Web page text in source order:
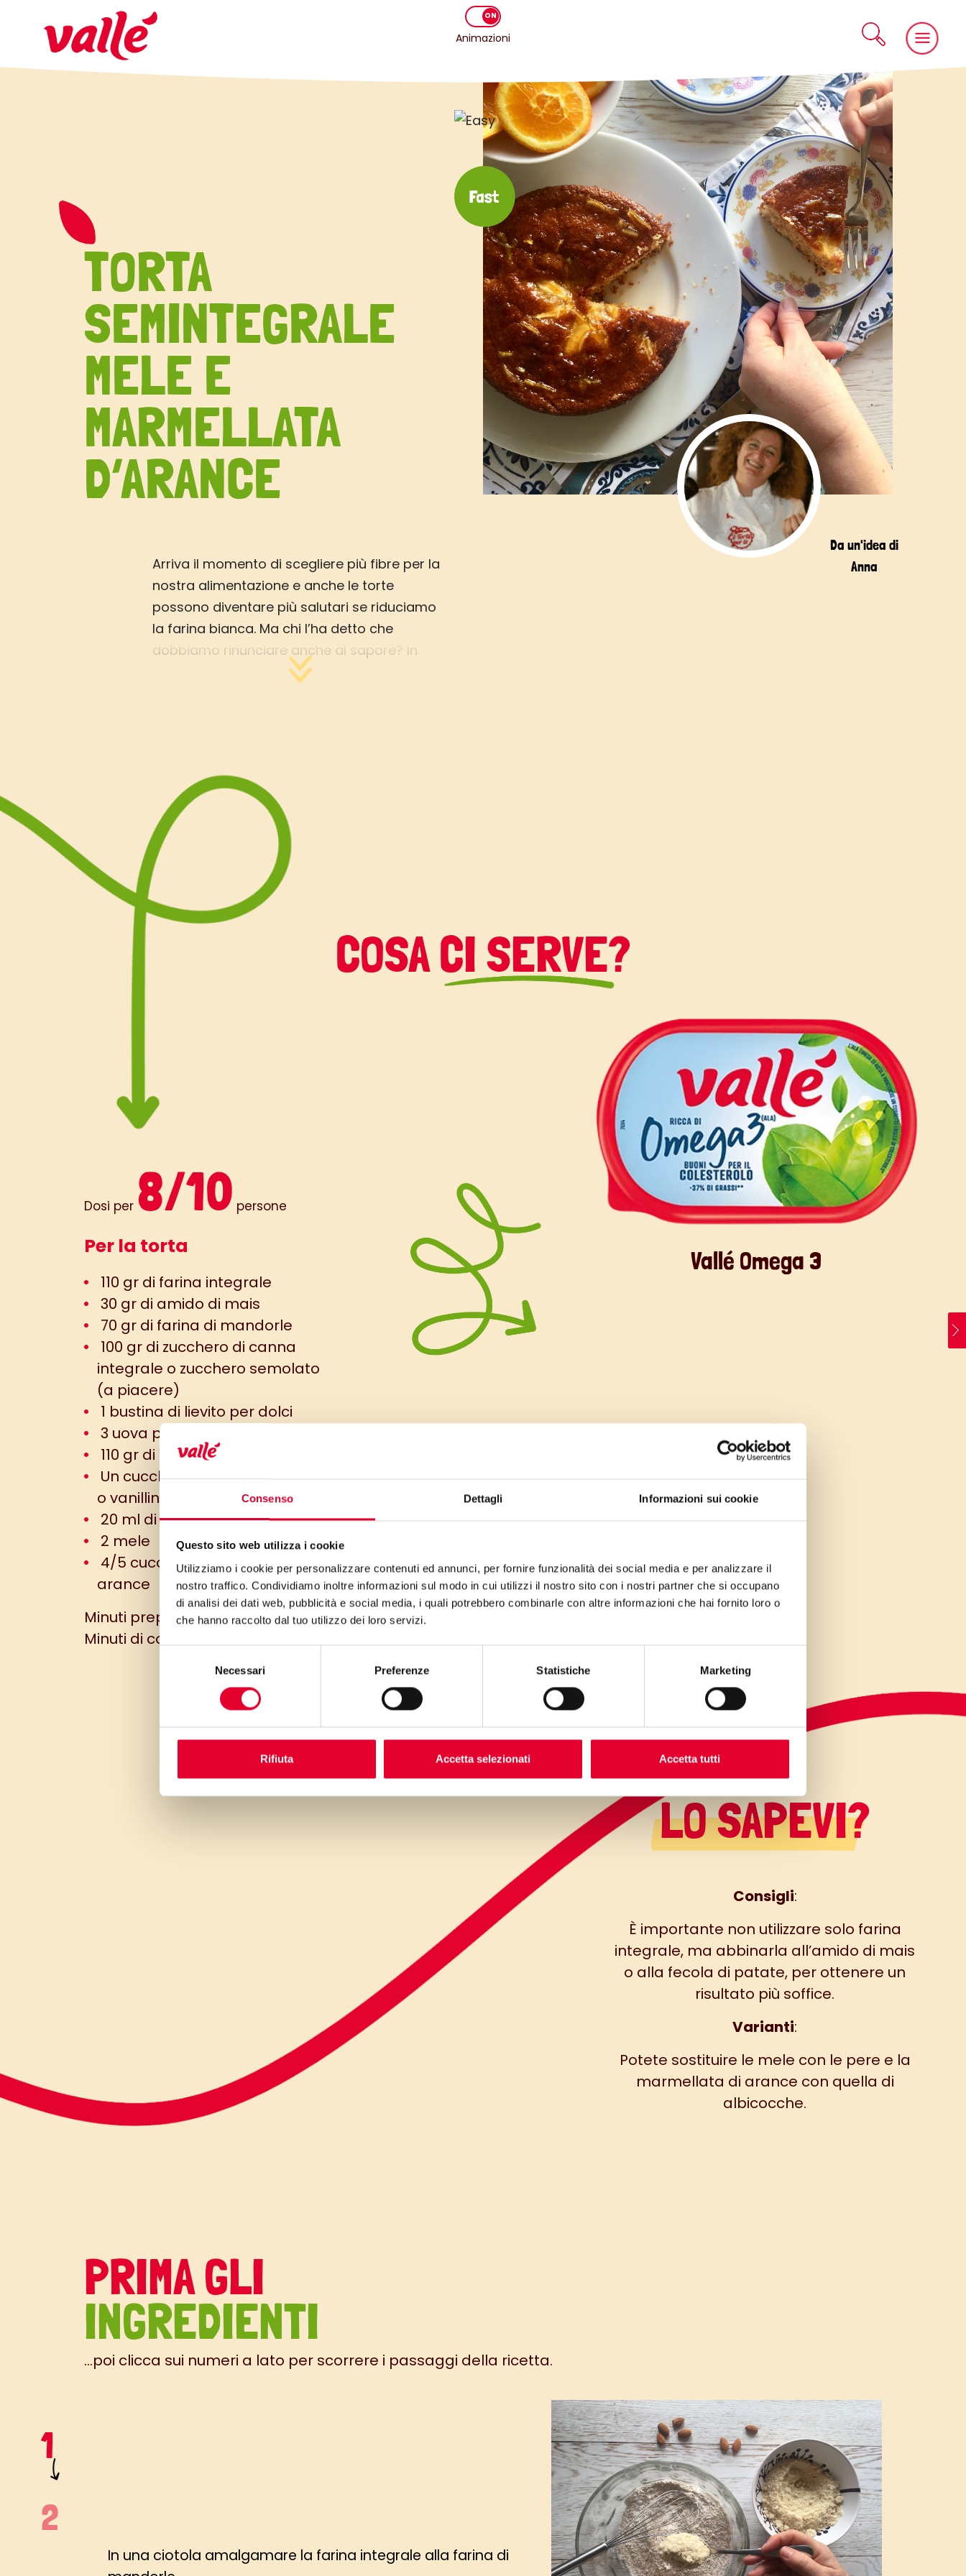
Consenso Dettagli Informazioni sui cookie
Questo sito web utilizza i cookie
Utilizziamo i cookie per personalizzare contenuti ed annunci, per fornire funzionalità dei social media e per analizzare il
nostro traffico. Condividiamo inoltre informazioni sul modo in cui utilizzi il nostro sito con i nostri partner che si occupano
di analisi dei dati web, pubblicità e social media, i quali potrebbero combinarle con altre informazioni che hai fornito loro o
che hanno raccolto dal tuo utilizzo dei loro servizi.
Necessari Preferenze Statistiche Marketing
Rifiuta Accetta selezionati Accetta tutti
Animazioni
TORTA
SEMINTEGRALE
MELE E
MARMELLATA
D’ARANCE
Arriva il momento di scegliere più fibre per la
nostra alimentazione e anche le torte
possono diventare più salutari se riduciamo
la farina bianca. Ma chi l’ha detto che
dobbiamo rinunciare anche al sapore? In
questa sofficissima torta abbiamo abbinato
Da un'idea di
Anna
COSA CI SERVE?
Dosi per 8/10 persone
Per la torta
110 gr di farina integrale
30 gr di amido di mais
70 gr di farina di mandorle
100 gr di zucchero di canna
integrale o zucchero semolato
(a piacere)
1 bustina di lievito per dolci
3 uova piccole
110 gr di Vallé Omega 3
Un cucchiaino di vaniglia liquida
o vanillina
20 ml di acqua o latte
2 mele
4/5 cucchiai di marmellata di
arance
Minuti preparazione: 20 min
Minuti di cottura: 45 min
Vallé Omega 3
LO SAPEVI?
Consigli:
È importante non utilizzare solo farina
integrale, ma abbinarla all’amido di mais
o alla fecola di patate, per ottenere un
risultato più soffice.
Varianti:
Potete sostituire le mele con le pere e la
marmellata di arance con quella di
albicocche.
PRIMA GLI
INGREDIENTI
...poi clicca sui numeri a lato per scorrere i passaggi della ricetta.
In una ciotola amalgamare la farina integrale alla farina di